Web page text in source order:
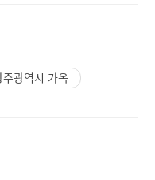
주광역시 가옥